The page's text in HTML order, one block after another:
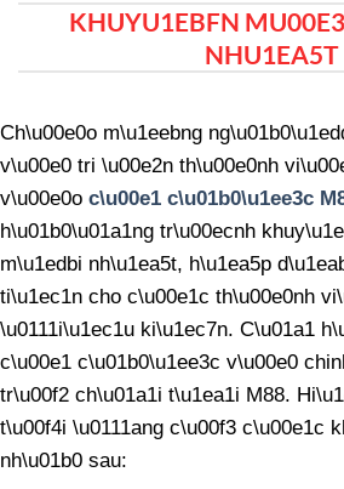
KHUYU1EBFN
NHU1EA5T
Ch\u00e0o m\u1eebng
v\u00e0 tri \u00e2n th\u00e0nh
v\u00e0o c\u00e1 c\u01b0\u1ee3c
h\u01b0\u01a1ng tr\u00ecnh
m\u1edbi nh\u1ea5t, h\u1ea5p
ti\u1ec1n cho c\u00e1c th\u00e0nh
\u0111i\u1ec1u ki\u1ec7n. C\u01a1
c\u00e1 c\u01b0\u1ee3c v\u00e0
tr\u00f2 ch\u01a1i t\u1ea1i M88.
t\u00f4i \u0111ang c\u00f3 c\u00e1c
nh\u01b0 sau: